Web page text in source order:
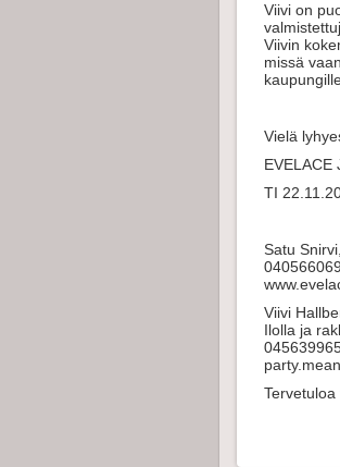
Viivi on
Viivin
missä
Vielä
EVELACE
TI
Satu
Viivi
Ilolla ja